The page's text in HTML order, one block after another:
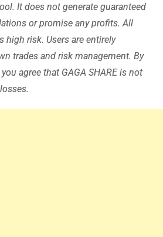
It does not generate guaranteed
or promise any profits. All
high risk. Users are entirely
trades and risk management. By
agree that GAGA SHARE is not